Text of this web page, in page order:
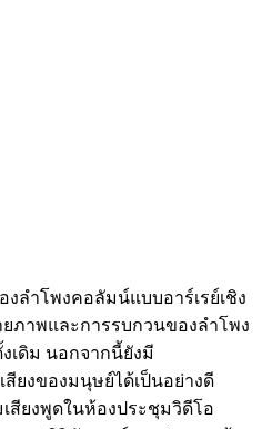
ลำโพงคอลัมน์แบบอาร์เรย์เชิง
ภาพและการรบกวนของลำโพง
เดิม นอกจากนี้ยังมี
ยงของมนุษย์ได้เป็นอย่างดี
สียงพูดในห้องประชุมวิดีโอ